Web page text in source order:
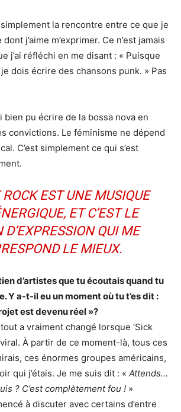
simplement la rencontre entre ce que je
j’aime m’exprimer. Ce n’est jamais
j’ai réfléchi en me disant : « Puisque
dois écrire des chansons punk. » Pas
bien pu écrire de la bossa nova en
convictions. Le féminisme ne dépend
C’est simplement ce qui s’est
EST UNE MUSIQUE
ET C’EST LE
D’EXPRESSION QUI ME
LE MIEUX.
d’artistes que tu écoutais quand tu
Y a-t-il eu un moment où tu t’es dit :
est devenu réel »?
a vraiment changé lorsque ‘Sick
À partir de ce moment-là, tous ces
ces énormes groupes américains,
qui j’étais. Je me suis dit : « Attends…
? C’est complètement fou ! »
à discuter avec certains d’entre